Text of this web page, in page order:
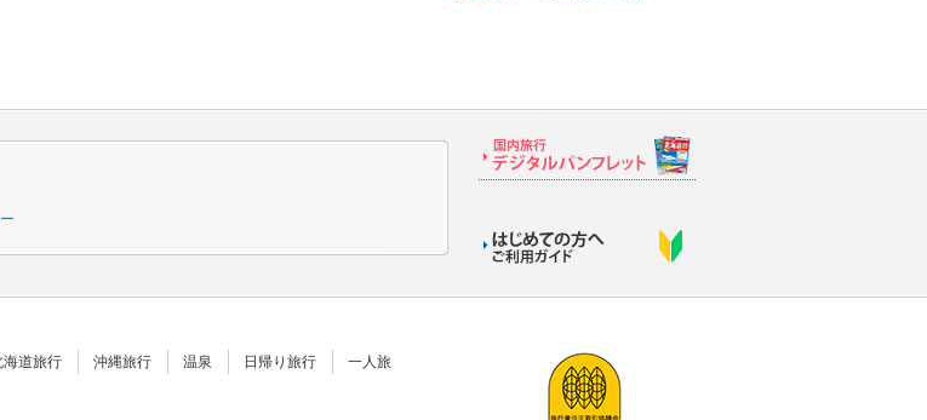
海道旅行 沖縄旅行 温泉 日帰り旅行 一人旅